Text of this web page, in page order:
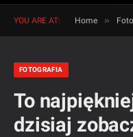
YOU ARE AT: Home »
FOTOGRAFIA
To
dzisiaj